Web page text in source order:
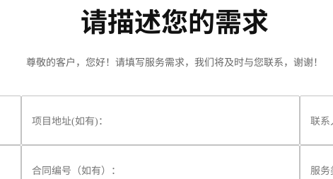
请描述您的需求
尊敬的客户，您好！请填写服务需求，我们将及时与您联系，谢谢！